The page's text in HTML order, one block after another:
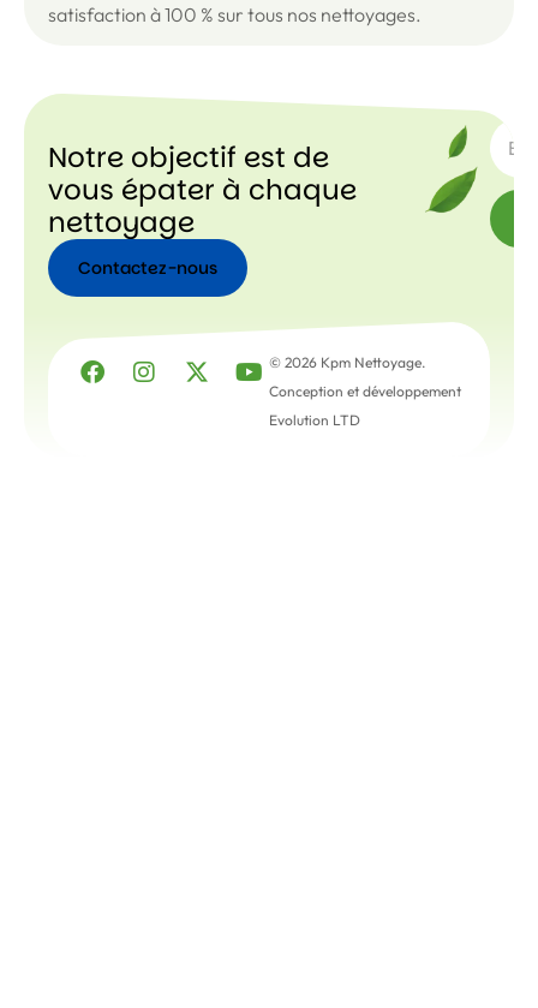
satisfaction à 100 % sur tous nos nettoyages.
Notre objectif est de
vous épater à chaque
nettoyage
Contactez-nous
nous
© 2026 Kpm Nettoyage.
Conception et développement
Evolution LTD